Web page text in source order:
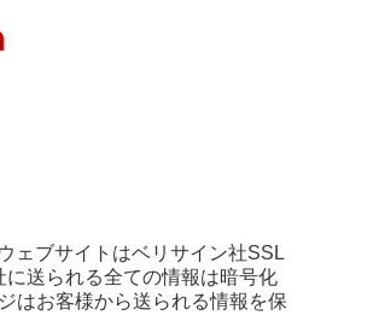
ェブサイトはベリサイン社SSL
送られる全ての情報は暗号化
はお客様から送られる情報を保